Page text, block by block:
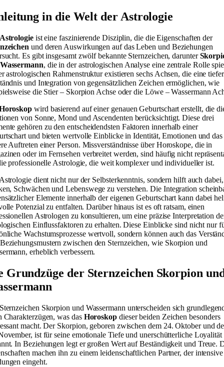
in die Welt der Astrologie
ist eine faszinierende Disziplin, die die Eigenschaften der
und deren Auswirkungen auf das Leben und Beziehungen
Es gibt insgesamt zwölf bekannte Sternzeichen, darunter
Wassermann, die in der astrologischen Analyse eine zentrale Rolle
astrologischen Rahmenstruktur existieren sechs Achsen, die eine
und Integration von gegensätzlichen Zeichen ermöglichen, wie
die Stier – Skorpion Achse oder die Löwe – Wassermann
wird basierend auf einer genauen Geburtschart erstellt, die
von Sonne, Mond und Ascendenten berücksichtigt. Diese drei
gehören zu den entscheidendsten Faktoren innerhalb einer
und bieten wertvolle Einblicke in Identität, Emotionen und das
Auftreten einer Person. Missverständnisse über Horoskope, die in
oder im Fernsehen verbreitet werden, sind häufig nicht
professionelle Astrologie, die weit komplexer und individueller ist.
dient nicht nur der Selbsterkenntnis, sondern hilft auch dabei,
Schwächen und Lebenswege zu verstehen. Die Integration
Elemente innerhalb der eigenen Geburtschart kann dabei
Potenzial zu entfalten. Darüber hinaus ist es oft ratsam, einen
Astrologen zu konsultieren, um eine präzise Interpretation
Einflussfaktoren zu erhalten. Diese Einblicke sind nicht nur
Wachstumsprozesse wertvoll, sondern können auch das
zwischen den Sternzeichen, wie Skorpion und
erheblich verbessern.
Grundzüge der Sternzeichen Skorpion
Skorpion und Wassermann unterscheiden sich
Charakterzügen, was das Horoskopdieser beiden Zeichen besonders
macht. Der Skorpion, geboren zwischen dem 24. Oktober und
ist für seine emotionale Tiefe und unerschütterliche Loyalität
In Beziehungen legt er großen Wert auf Beständigkeit und Treue.
machen ihn zu einem leidenschaftlichen Partner, der intensive
eingeht.